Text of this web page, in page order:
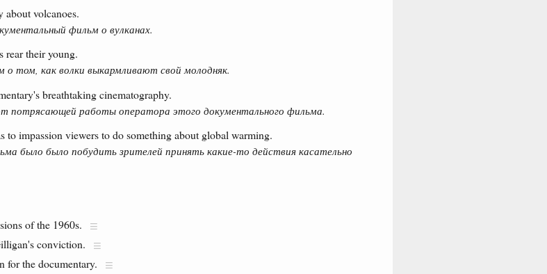
volcanoes.
фильм о вулканах.
rear their young.
том, как волки выкармливают свой молодняк.
breathtaking cinematography.
потрясающей работы оператора этого документального фильма.
to impassion viewers to do something about global warming.
было было побудить зрителей принять какие-то действия касательно
of the 1960s.
conviction.
for the documentary.